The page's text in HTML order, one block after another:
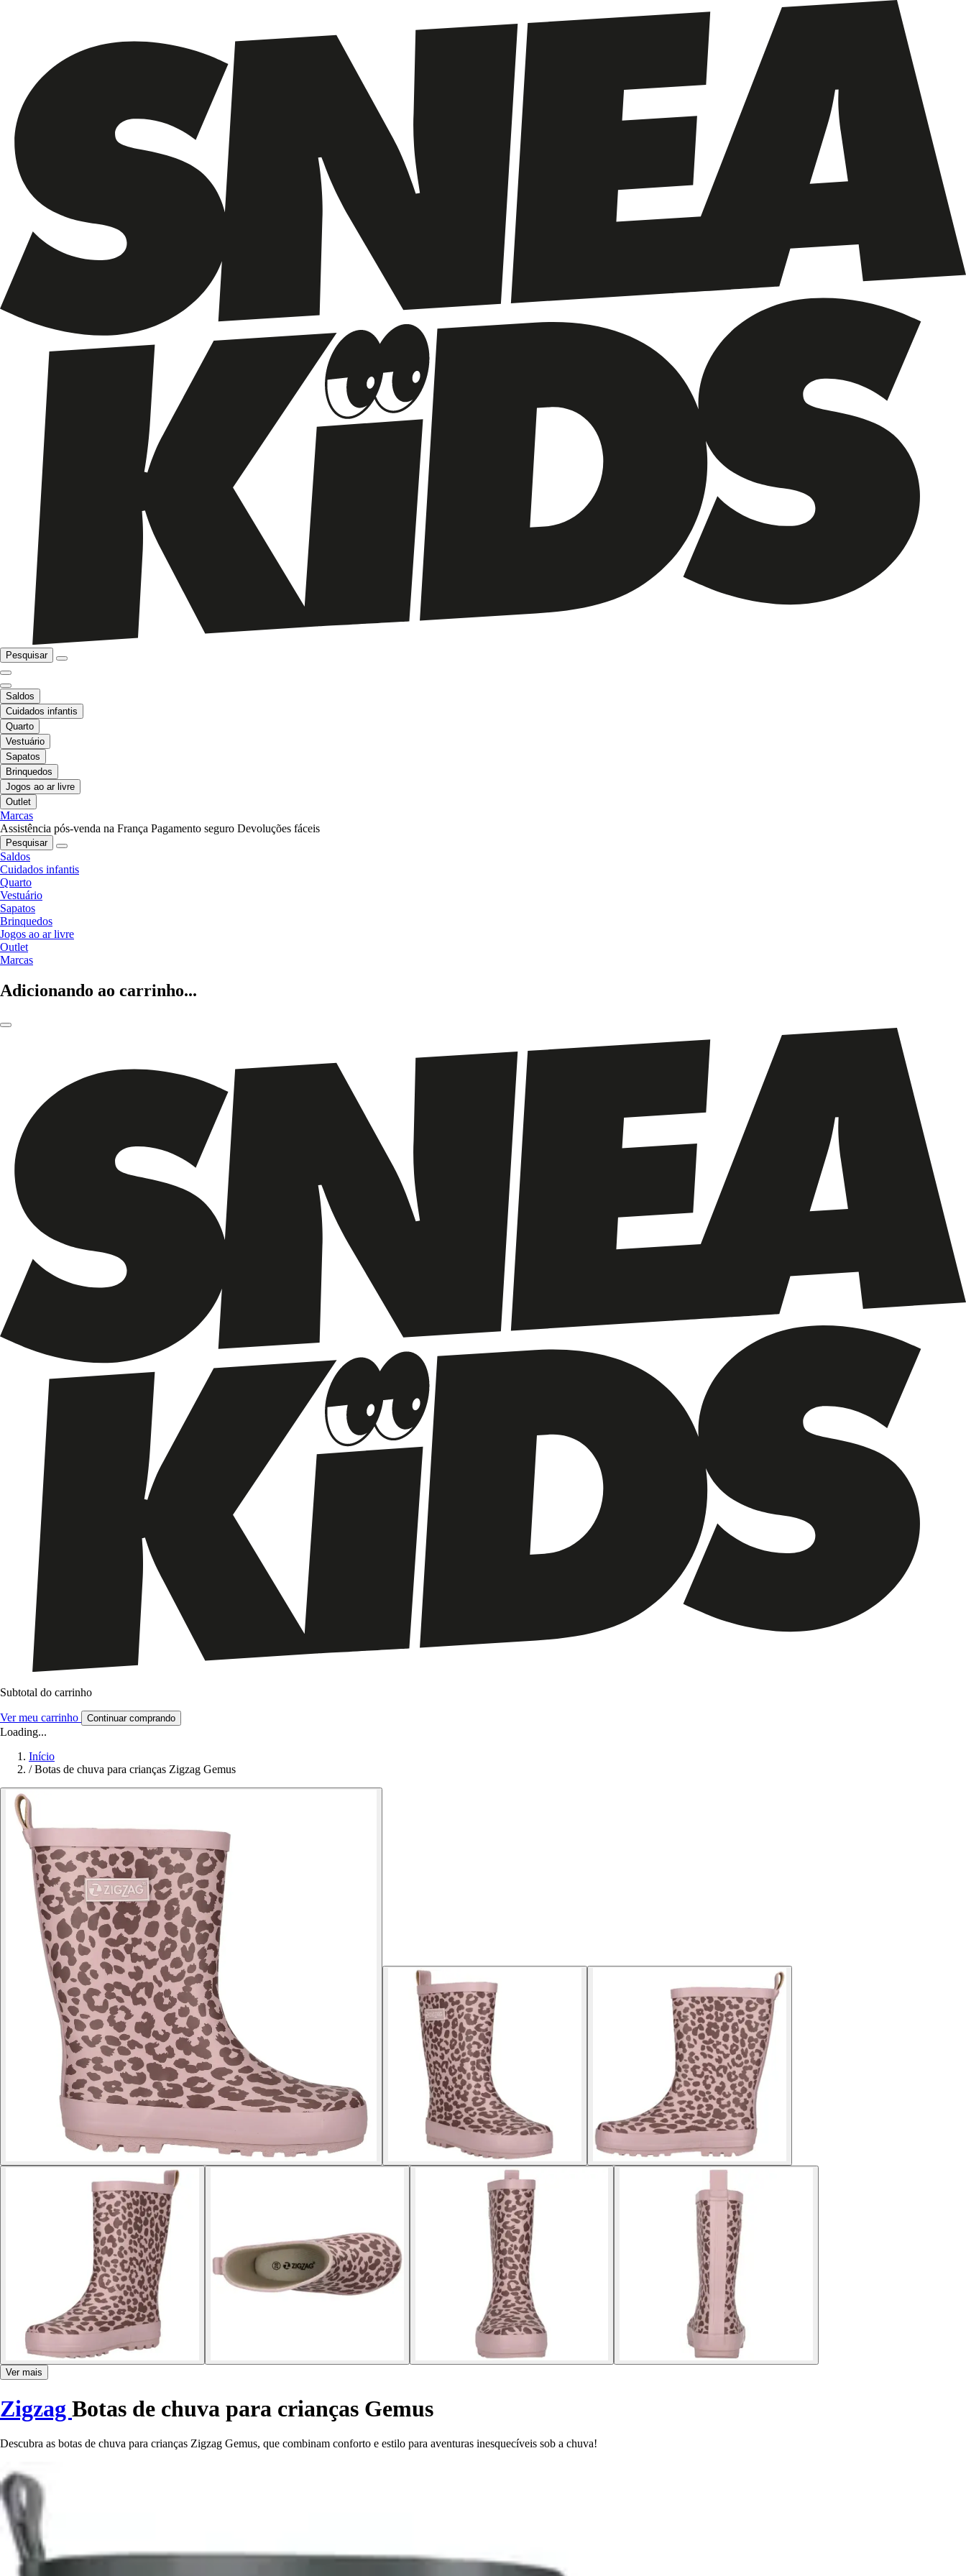
Pesquisar
Saldos
Cuidados infantis
Quarto
Vestuário
Sapatos
Brinquedos
Jogos ao ar livre
Outlet
Marcas
Assistência pós-venda na França Pagamento seguro Devoluções fáceis
Pesquisar
Saldos
Cuidados infantis
Quarto
Vestuário
Sapatos
Brinquedos
Jogos ao ar livre
Outlet
Marcas
Adicionando ao carrinho...
Subtotal do carrinho
Ver meu carrinho Continuar comprando
Loading...
Início
/ Botas de chuva para crianças Zigzag Gemus
Ver mais
Zigzag Botas de chuva para crianças Gemus
Descubra as botas de chuva para crianças Zigzag Gemus, que combinam conforto e estilo para aventuras inesquecíveis sob a chuva!